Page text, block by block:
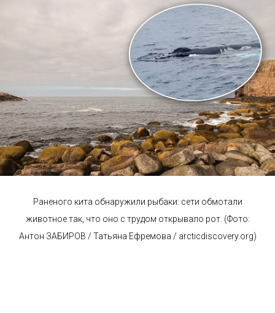
Раненого кита обнаружили рыбаки: сети обмотали
животное так, что оно с трудом открывало рот. (Фото:
Антон ЗАБИРОВ / Татьяна Ефремова / arcticdiscovery.org)